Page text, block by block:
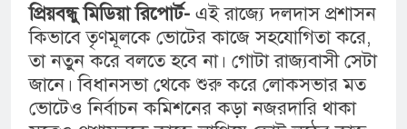
প্রিয়বন্ধু মিডিয়া রিপোর্ট- এই রাজ্যে দলদাস প্রশাসন
কিভাবে তৃণমূলকে ভোটের কাজে সহযোগিতা করে,
তা নতুন করে বলতে হবে না। গোটা রাজ্যবাসী সেটা
জানে। বিধানসভা থেকে শুরু করে লোকসভার মত
ভোটেও নির্বাচন কমিশনের কড়া নজরদারি থাকা